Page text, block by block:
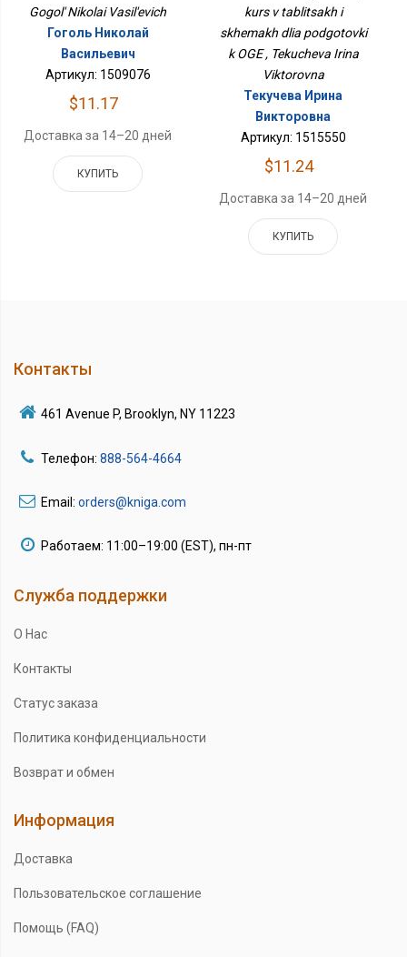
Gogol' Nikolai Vasil'evich
Гоголь Николай
Васильевич
Артикул: 1509076
$11.17
Доставка за 14–20 дней
КУПИТЬ
kurs v tablitsakh i
skhemakh dlia podgotovki
k OGE , Tekucheva Irina
Viktorovna
Текучева Ирина
Викторовна
Артикул: 1515550
$11.24
Доставка за 14–20 дней
КУПИТЬ
Контакты
461 Avenue P, Brooklyn, NY 11223
Телефон: 888-564-4664
Email: orders@kniga.com
Работаем: 11:00–19:00 (EST), пн-пт
Служба поддержки
О Нас
Контакты
Статус заказа
Политика конфиденциальности
Возврат и обмен
Информация
Доставка
Пользовательское соглашение
Помощь (FAQ)